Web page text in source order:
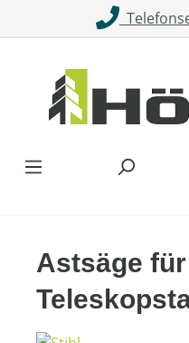
Zum Hauptinhalt
Astsäge für